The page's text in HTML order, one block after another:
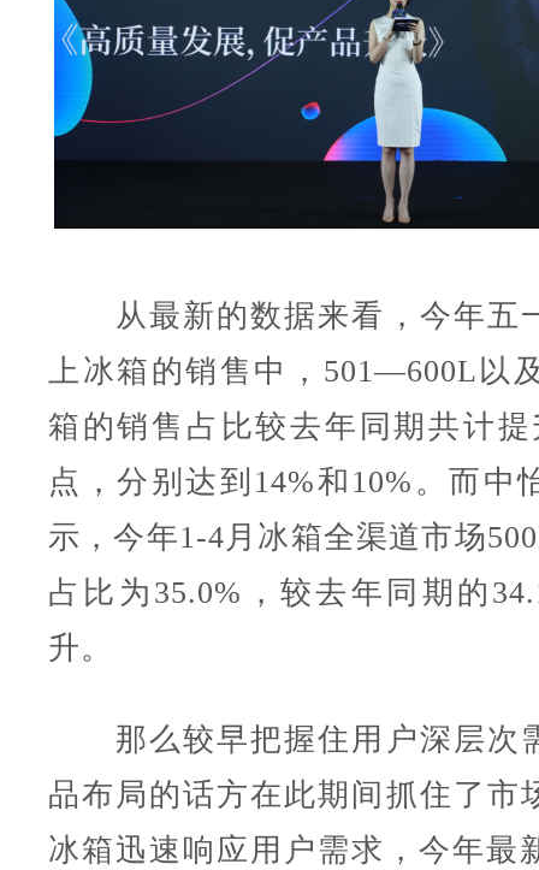
从最新的数据来看，今年五
上冰箱的销售中，501—600L以
箱的销售占比较去年同期共计
点，分别达到14%和10%。而中
示，今年1-4月冰箱全渠道市场
占比为35.0%，较去年同期的
升。
那么较早把握住用户深层次
品布局的话方在此期间抓住了市
冰箱迅速响应用户需求，今年最